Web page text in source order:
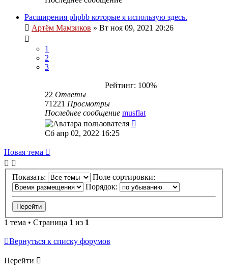
Расширения phpbb которые я использую здесь.
Артём Мамзиков » Вт ноя 09, 2021 20:26
1
2
3
Рейтинг: 100%
22 Ответы
71221 Просмотры
Последнее сообщение musflat
Сб апр 02, 2022 16:25
Новая тема
Показать:
Поле сортировки:
Порядок:
1 тема • Страница 1 из 1
Вернуться к списку форумов
Перейти